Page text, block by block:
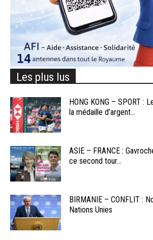
Les plus lus
HONG KONG – SPORT :
la médaille d’argent...
ASIE – FRANCE :
ce second tour...
BIRMANIE – CONFLIT :
Nations Unies